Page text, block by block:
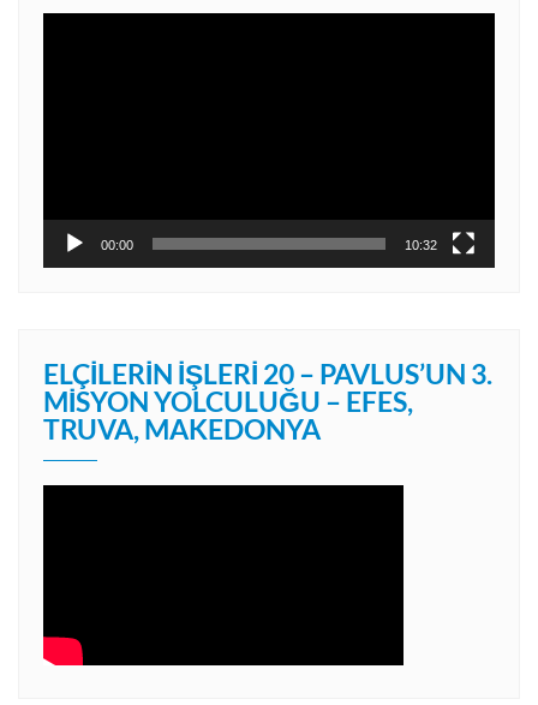
00:00 10:32
ELÇILERIN İŞLERI 20 – PAVLUS’UN 3.
MISYON YOLCULUĞU – EFES,
TRUVA, MAKEDONYA